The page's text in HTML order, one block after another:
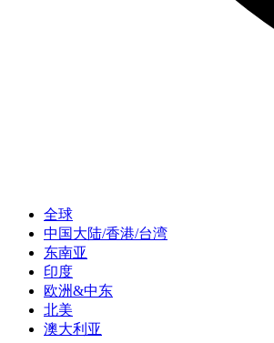
全球
中国大陆/香港/台湾
东南亚
印度
欧洲&中东
北美
澳大利亚